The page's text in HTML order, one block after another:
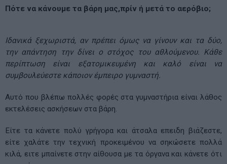
Πότε να κάνουμε τα βάρη μας,πρίν ή μετά το αερόβιο;
Ιδανικά ξεχωριστά, αν πρέπει όμως να γίνουν και τα δύο,
την απάντηση την δίνει ο στόχος του αθλούμενου. Κάθε
περίπτωση είναι εξατομικευμένη και καλό είναι να
συμβουλεύεστε κάποιον έμπειρο γυμναστή.
Αυτό που βλέπω πολλές φορές στα γυμναστήρια είναι λάθος
εκτελέσεις ασκήσεων στα βάρη.
Είτε τα κάνετε πολύ γρήγορα και άτσαλα επειδη βιάζεστε,
είτε χαλάτε την τεχνική προκειμένου να σηκώσετε πολλά
κιλά, ειτε μπαίνετε στην αίθουσα με τα όργανα και κάνετε ότι